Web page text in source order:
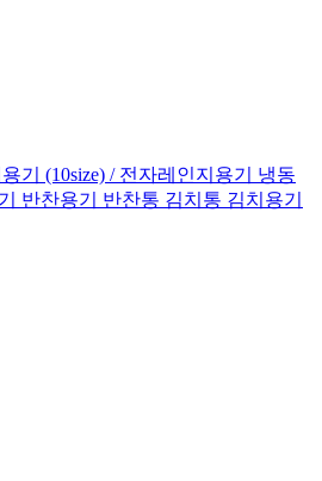
기 (10size) / 전자레인지용기 냉동
반찬용기 반찬통 김치통 김치용기